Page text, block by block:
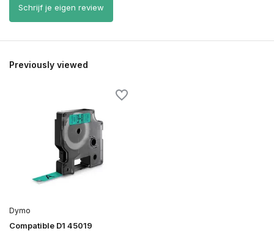
Schrijf je eigen review
Previously viewed
Dymo
Compatible D1 45019